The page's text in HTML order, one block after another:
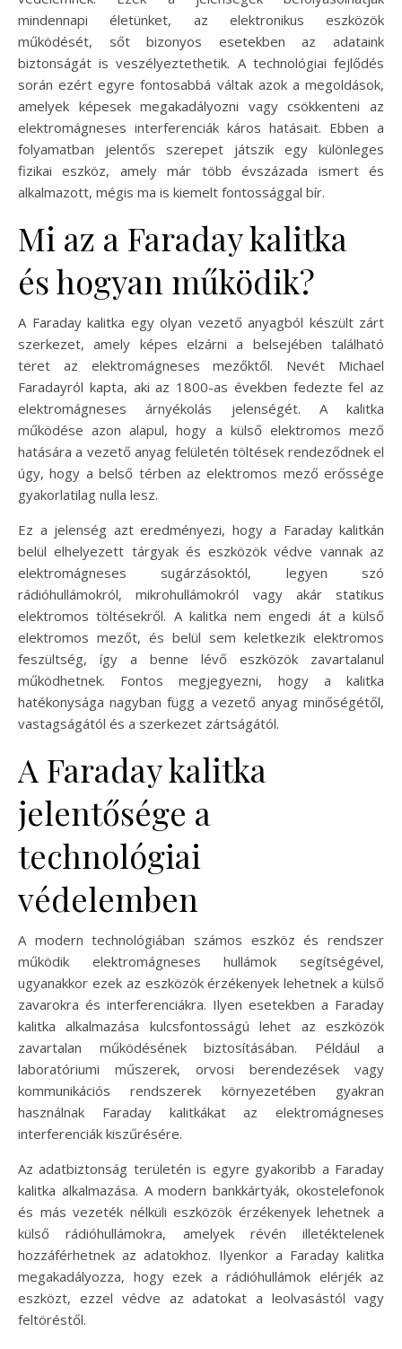
mindennapi életünket, az elektronikus eszközök
működését, sőt bizonyos esetekben az adataink
biztonságát is veszélyeztethetik. A technológiai fejlődés
során ezért egyre fontosabbá váltak azok a megoldások,
amelyek képesek megakadályozni vagy csökkenteni az
elektromágneses interferenciák káros hatásait. Ebben a
folyamatban jelentős szerepet játszik egy különleges
fizikai eszköz, amely már több évszázada ismert és
alkalmazott, mégis ma is kiemelt fontossággal bír.
Mi az a Faraday kalitka
és hogyan működik?
A Faraday kalitka egy olyan vezető anyagból készült zárt
szerkezet, amely képes elzárni a belsejében található
teret az elektromágneses mezőktől. Nevét Michael
Faradayról kapta, aki az 1800-as években fedezte fel az
elektromágneses árnyékolás jelenségét. A kalitka
működése azon alapul, hogy a külső elektromos mező
hatására a vezető anyag felületén töltések rendeződnek el
úgy, hogy a belső térben az elektromos mező erőssége
gyakorlatilag nulla lesz.
Ez a jelenség azt eredményezi, hogy a Faraday kalitkán
belül elhelyezett tárgyak és eszközök védve vannak az
elektromágneses sugárzásoktól, legyen szó
rádióhullámokról, mikrohullámokról vagy akár statikus
elektromos töltésekről. A kalitka nem engedi át a külső
elektromos mezőt, és belül sem keletkezik elektromos
feszültség, így a benne lévő eszközök zavartalanul
működhetnek. Fontos megjegyezni, hogy a kalitka
hatékonysága nagyban függ a vezető anyag minőségétől,
vastagságától és a szerkezet zártságától.
A Faraday kalitka
jelentősége a
technológiai
védelemben
A modern technológiában számos eszköz és rendszer
működik elektromágneses hullámok segítségével,
ugyanakkor ezek az eszközök érzékenyek lehetnek a külső
zavarokra és interferenciákra. Ilyen esetekben a Faraday
kalitka alkalmazása kulcsfontosságú lehet az eszközök
zavartalan működésének biztosításában. Például a
laboratóriumi műszerek, orvosi berendezések vagy
kommunikációs rendszerek környezetében gyakran
használnak Faraday kalitkákat az elektromágneses
interferenciák kiszűrésére.
Az adatbiztonság területén is egyre gyakoribb a Faraday
kalitka alkalmazása. A modern bankkártyák, okostelefonok
és más vezeték nélküli eszközök érzékenyek lehetnek a
külső rádióhullámokra, amelyek révén illetéktelenek
hozzáférhetnek az adatokhoz. Ilyenkor a Faraday kalitka
megakadályozza, hogy ezek a rádióhullámok elérjék az
eszközt, ezzel védve az adatokat a leolvasástól vagy
feltöréstől.